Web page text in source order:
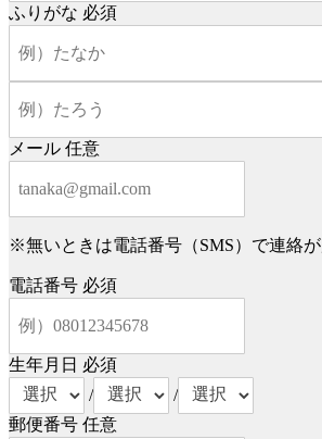
ふりがな 必須
メール 任意
※無いときは電話番号（SMS）で連絡
電話番号 必須
生年月日 必須
/
/
郵便番号 任意